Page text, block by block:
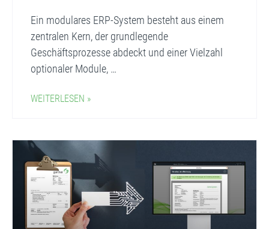
Ein modulares ERP-System besteht aus einem
zentralen Kern, der grundlegende
Geschäftsprozesse abdeckt und einer Vielzahl
optionaler Module, …
WEITERLESEN »